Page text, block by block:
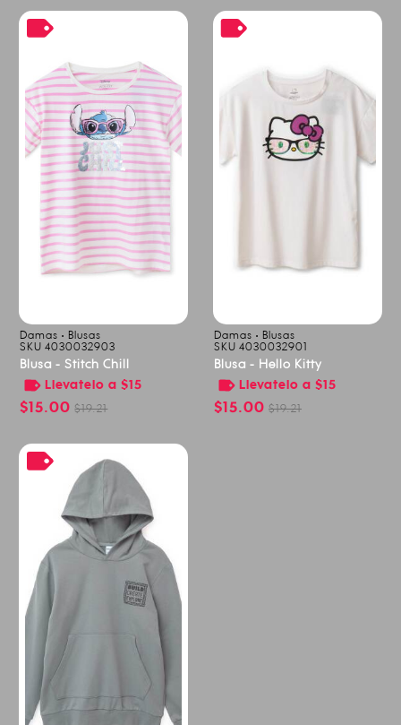
Damas • Blusas
SKU 4030032903
Blusa - Stitch Chill
Llevatelo a $15
$15.00 $19.21
Damas • Blusas
SKU 4030032901
Blusa - Hello Kitty
Llevatelo a $15
$15.00 $19.21